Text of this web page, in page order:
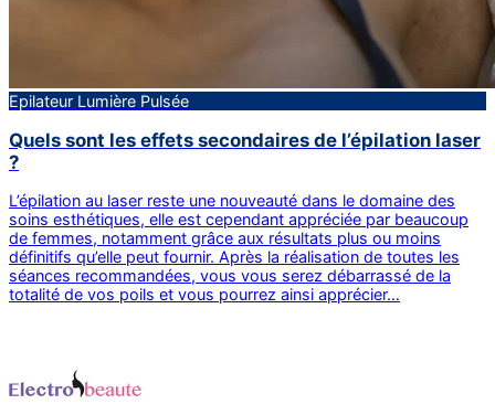
Epilateur Lumière Pulsée
Quels sont les effets secondaires de l’épilation laser
?
L’épilation au laser reste une nouveauté dans le domaine des
soins esthétiques, elle est cependant appréciée par beaucoup
de femmes, notamment grâce aux résultats plus ou moins
définitifs qu’elle peut fournir. Après la réalisation de toutes les
séances recommandées, vous vous serez débarrassé de la
totalité de vos poils et vous pourrez ainsi apprécier…